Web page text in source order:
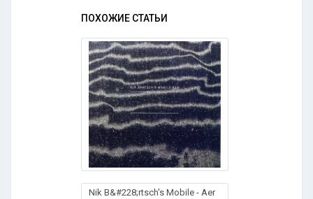
ПОХОЖИЕ СТАТЬИ
Nik B&#228;rtsch's Mobile - Aer